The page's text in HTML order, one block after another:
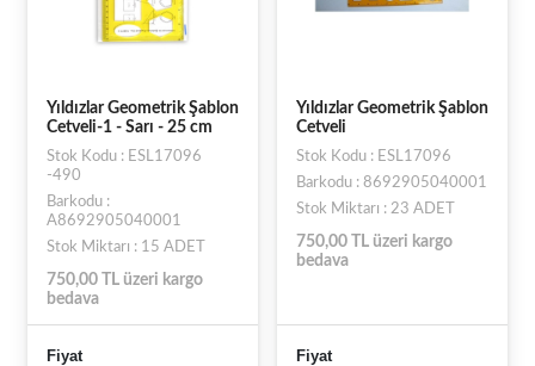
Yıldızlar Geometrik Şablon
Cetveli-1 - Sarı - 25 cm
Stok Kodu : ESL17096
-490
Barkodu :
A8692905040001
Stok Miktarı : 15 ADET
750,00 TL üzeri kargo
bedava
Fiyat
Yıldızlar Geometrik Şablon
Cetveli
Stok Kodu : ESL17096
Barkodu : 8692905040001
Stok Miktarı : 23 ADET
750,00 TL üzeri kargo
bedava
Fiyat